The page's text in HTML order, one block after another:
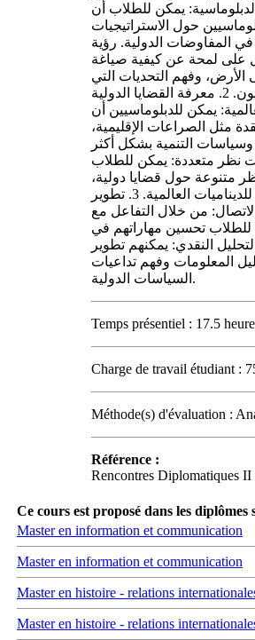
يمكن للطلاب أن
حول الاستراتيجيات
المفاوضات الدولية. رؤية
على لمحة عن كيفية صياغة
الأرض، وفهم التحديات التي
يواجهها الدبلوماسيون. 2. معرفة القضايا الدولية
يمكن للدبلوماسيين أن
مثل الصراعات الإقليمية،
وسياسات التنمية بشكل أكثر
نظر متعددة: يمكن للطلاب
متنوعة حول قضايا دولية،
مما يُثري فهمهم للديناميات العالمية. 3. تطوير
من خلال التفاعل مع
للطلاب تحسين مهاراتهم في
النقدي: يمكنهم تطوير
المعلومات وفهم تداعيات
السياسات الدولية.
Temps présentiel : 17.5
Charge de travail étudiant :
Méthode(s) d'évaluation :
Référence :
Rencontres Diplomatiques II
Ce cours est proposé dans les diplômes
Master en information et communication
Master en information et communication
Master en histoire - relations
Master en histoire - relations